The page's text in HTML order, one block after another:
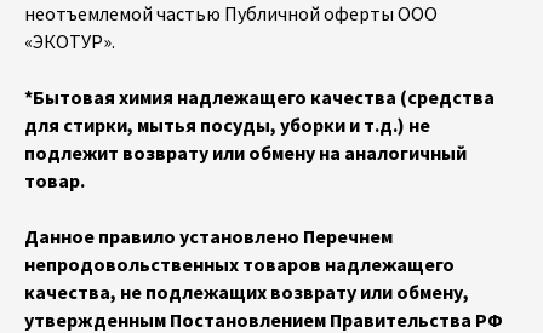
неотъемлемой частью Публичной оферты ООО
«ЭКОТУР».
*Бытовая химия надлежащего качества (средства
для стирки, мытья посуды, уборки и т.д.) не
подлежит возврату или обмену на аналогичный
товар.
Данное правило установлено Перечнем
непродовольственных товаров надлежащего
качества, не подлежащих возврату или обмену,
утвержденным Постановлением Правительства РФ